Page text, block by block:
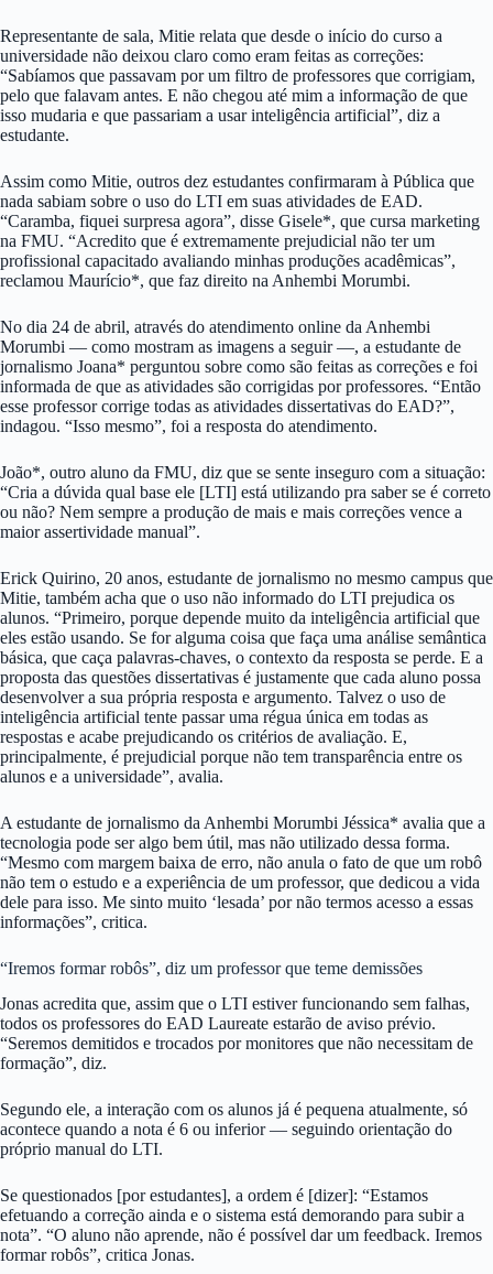
Representante de sala, Mitie relata que desde o início do curso a
universidade não deixou claro como eram feitas as correções:
“Sabíamos que passavam por um filtro de professores que corrigiam,
pelo que falavam antes. E não chegou até mim a informação de que
isso mudaria e que passariam a usar inteligência artificial”, diz a
estudante.
Assim como Mitie, outros dez estudantes confirmaram à Pública que
nada sabiam sobre o uso do LTI em suas atividades de EAD.
“Caramba, fiquei surpresa agora”, disse Gisele*, que cursa marketing
na FMU. “Acredito que é extremamente prejudicial não ter um
profissional capacitado avaliando minhas produções acadêmicas”,
reclamou Maurício*, que faz direito na Anhembi Morumbi.
No dia 24 de abril, através do atendimento online da Anhembi
Morumbi — como mostram as imagens a seguir —, a estudante de
jornalismo Joana* perguntou sobre como são feitas as correções e foi
informada de que as atividades são corrigidas por professores. “Então
esse professor corrige todas as atividades dissertativas do EAD?”,
indagou. “Isso mesmo”, foi a resposta do atendimento.
João*, outro aluno da FMU, diz que se sente inseguro com a situação:
“Cria a dúvida qual base ele [LTI] está utilizando pra saber se é correto
ou não? Nem sempre a produção de mais e mais correções vence a
maior assertividade manual”.
Erick Quirino, 20 anos, estudante de jornalismo no mesmo campus que
Mitie, também acha que o uso não informado do LTI prejudica os
alunos. “Primeiro, porque depende muito da inteligência artificial que
eles estão usando. Se for alguma coisa que faça uma análise semântica
básica, que caça palavras-chaves, o contexto da resposta se perde. E a
proposta das questões dissertativas é justamente que cada aluno possa
desenvolver a sua própria resposta e argumento. Talvez o uso de
inteligência artificial tente passar uma régua única em todas as
respostas e acabe prejudicando os critérios de avaliação. E,
principalmente, é prejudicial porque não tem transparência entre os
alunos e a universidade”, avalia.
A estudante de jornalismo da Anhembi Morumbi Jéssica* avalia que a
tecnologia pode ser algo bem útil, mas não utilizado dessa forma.
“Mesmo com margem baixa de erro, não anula o fato de que um robô
não tem o estudo e a experiência de um professor, que dedicou a vida
dele para isso. Me sinto muito ‘lesada’ por não termos acesso a essas
informações”, critica.
“Iremos formar robôs”, diz um professor que teme demissões
Jonas acredita que, assim que o LTI estiver funcionando sem falhas,
todos os professores do EAD Laureate estarão de aviso prévio.
“Seremos demitidos e trocados por monitores que não necessitam de
formação”, diz.
Segundo ele, a interação com os alunos já é pequena atualmente, só
acontece quando a nota é 6 ou inferior — seguindo orientação do
próprio manual do LTI.
Se questionados [por estudantes], a ordem é [dizer]: “Estamos
efetuando a correção ainda e o sistema está demorando para subir a
nota”. “O aluno não aprende, não é possível dar um feedback. Iremos
formar robôs”, critica Jonas.